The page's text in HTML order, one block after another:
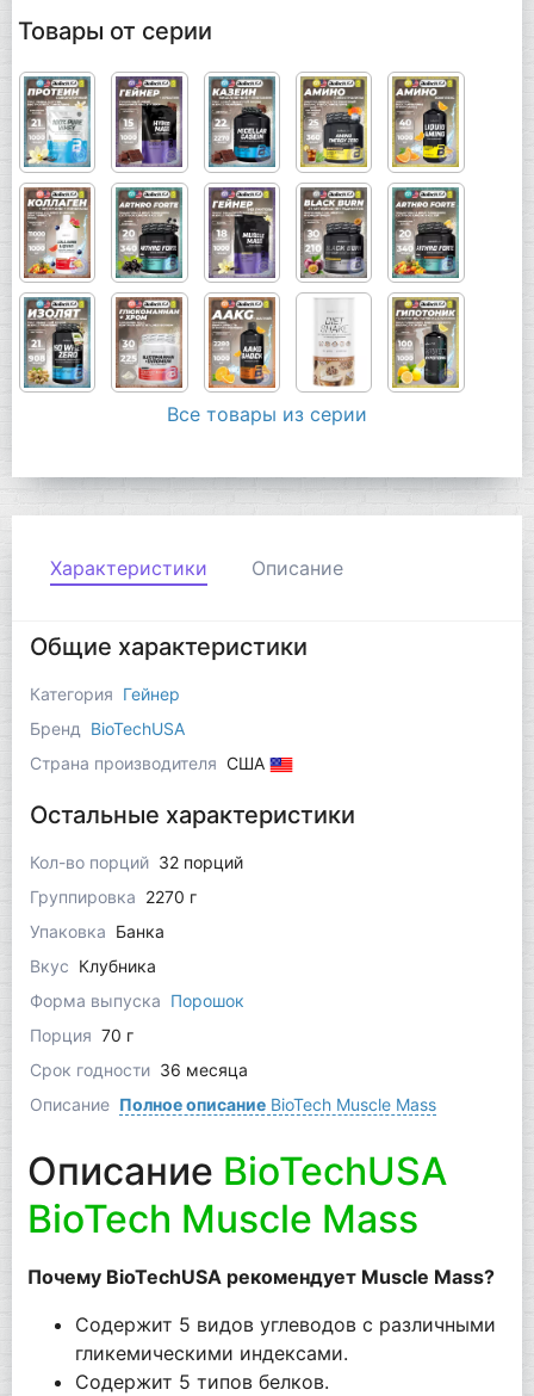
Товары от серии
Все товары из серии
Характеристики Описание
Общие характеристики
Категория Гейнер
Бренд
BioTechUSA
Страна производителя США
Остальные характеристики
Кол-во порций 32 порций
Группировка 2270 г
Упаковка Банка
Вкус Клубника
Форма выпуска Порошок
Порция 70 г
Срок годности 36 месяца
Описание Полное описаниеBioTech Muscle Mass
Описание BioTechUSA
BioTech Muscle Mass
Почему BioTechUSA рекомендует Muscle Mass?
Содержит 5 видов углеводов с различными
гликемическими индексами.
Содержит 5 типов белков.